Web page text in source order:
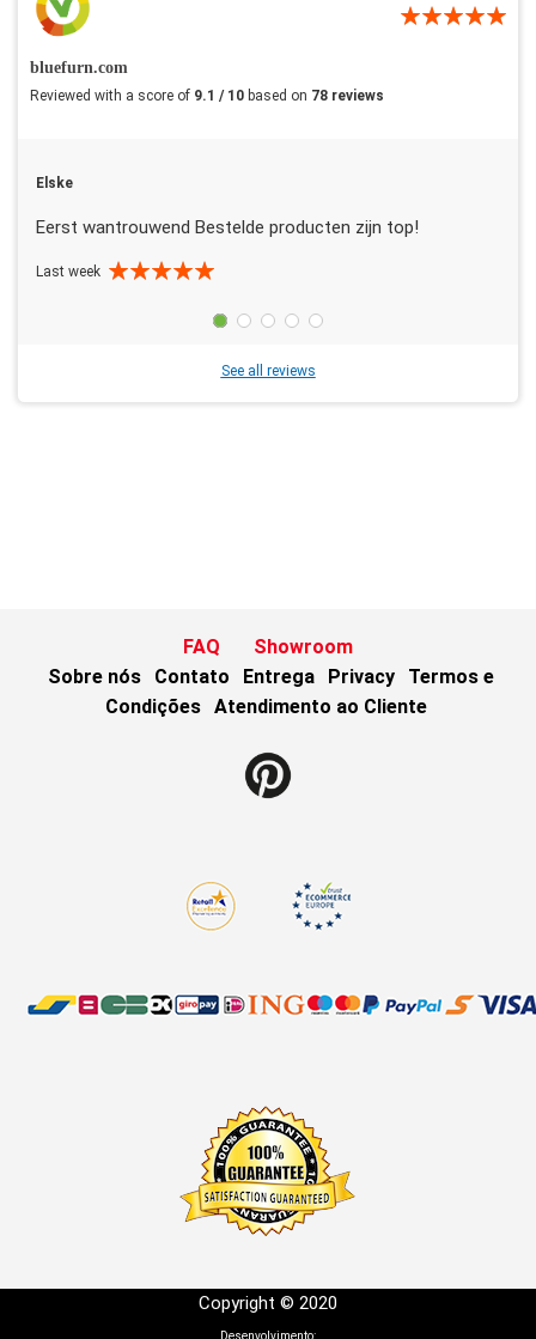
bluefurn.com
Reviewed with a score of 9.1 / 10 based on 78 reviews
Elske
Eerst wantrouwend Bestelde producten zijn top!
Last week
See all reviews
FAQ
Showroom
Sobre nós
Contato Entrega Privacy
Termos e
Condições
Atendimento ao Cliente
Copyright © 2020
Desenvolvimento: